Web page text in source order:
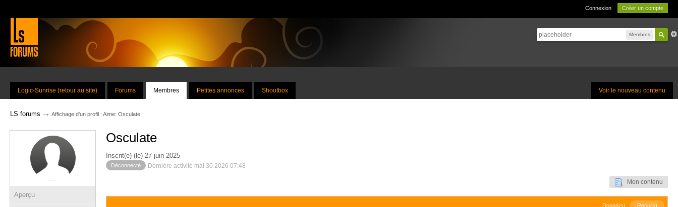
Connexion Créer un compte
Membres
Voir le nouveau contenu
Logic-Sunrise (retour au site) Forums Membres Petites annonces Shoutbox
LS forums → Affichage d'un profil : Aime: Osculate
Aperçu
Osculate
Inscrit(e) (le) 27 juin 2025
Déconnecté Dernière activité mai 30 2026 07:48
Mon contenu
Donné(s) Reçu(s)